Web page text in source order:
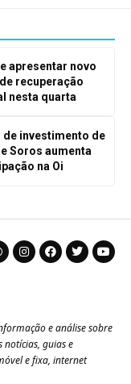
apresentar novo
recuperação
nesta quarta
de investimento de
Soros aumenta
na Oi
e análise sobre
notícias, guias e
e fixa, internet